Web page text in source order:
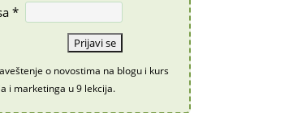
*
o novostima na blogu i kurs
i marketinga u 9 lekcija.